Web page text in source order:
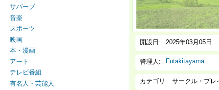
サバーブ
音楽
スポーツ
映画
本・漫画
アート
テレビ番組
有名人・芸能人
開設日: 2025年03月05日
管理人: Futakitayama
カテゴリ: サークル・プレ